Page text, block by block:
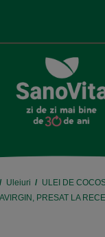
Uleiuri
ULEI DE
PRESAT LA